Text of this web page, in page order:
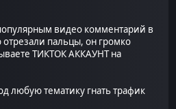
видео комментарий в
пальцы, он громко
ТИКТОК АККАУНТ на
любую тематику гнать трафик